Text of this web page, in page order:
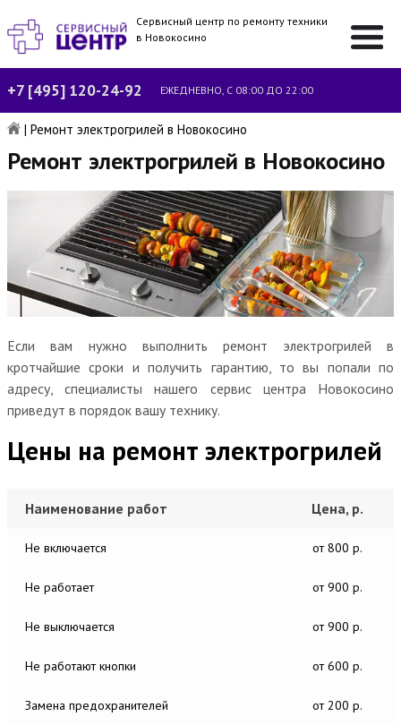
Сервисный центр по ремонту техники
в Новокосино
+7 [495] 120-24-92 ЕЖЕДНЕВНО, С 08:00 ДО 22:00
| Ремонт электрогрилей в Новокосино
Ремонт электрогрилей в Новокосино
Если вам нужно выполнить ремонт электрогрилей в
кротчайшие сроки и получить гарантию, то вы попали по
адресу, специалисты нашего сервис центра Новокосино
приведут в порядок вашу технику.
Цены на ремонт электрогрилей
Наименование работ Цена, р.
Не включается от 800 р.
Не работает от 900 р.
Не выключается от 900 р.
Не работают кнопки от 600 р.
Замена предохранителей от 200 р.